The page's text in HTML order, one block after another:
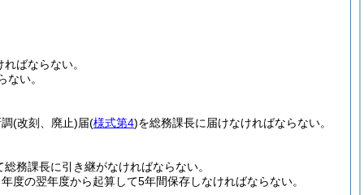
ばならない。
い。
(改刻、廃止)届(様式第4)を総務課長に届けなければならない。
総務課長に引き継がなければならない。
度の翌年度から起算して5年間保存しなければならない。